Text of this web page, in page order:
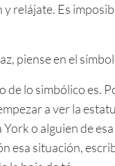
relájate. Es
piense en el
de lo simbólico es.
a ver la
o alguien de
esa situación,